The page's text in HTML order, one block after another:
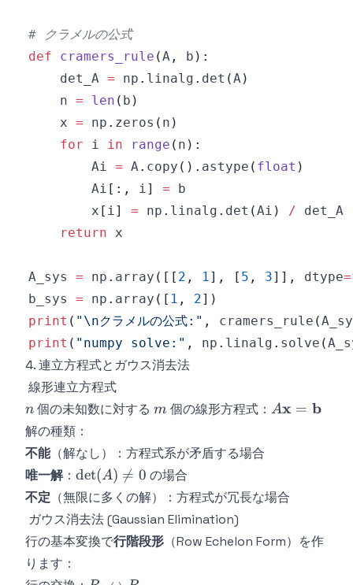
# クラメルの公式
def
cramers_rule (A , b ) :
    det_A
= np . linalg . det (A)
    n
= len ( b )
    x
= np . zeros ( n )
for i in range ( n ) :
        Ai
= A. copy ( ) . astype ( float )
        Ai
[ : , i] =
        x
[ i] = np . linalg . det (Ai ) /
return
A_sys = np . array ( [ [ 2 , 1] , [ 5 , 3] ] , dtype=
b_sys = np . array ( [ 1 , 2] )
print ( "\nクラメルの公式:" , cramers_rule (
print ( "numpy solve:" , np . linalg . solve (
4. 連立方程式とガウス消去法
線形連立方程式
n
n 個の未知数に対する m
m 個の線形方程式： Ax = b
解の種類：
不能（解なし）：方程式系が矛盾する場合
唯一解： \det(A)
\neq 0
det(A) 
= 0 の場合
不定 （無限に多くの解）：方程式が冗長な場合
ガウス消去法 (Gaussian Elimination)
行の基本変換で行階段形 （Row Echelon Form）を作
ります：